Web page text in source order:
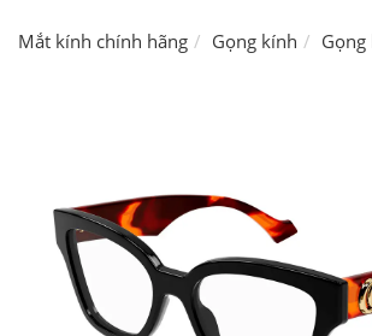
Mắt kính chính hãng Gọng kính Gọng